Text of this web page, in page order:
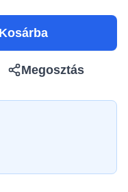
Kosárba
Megosztás